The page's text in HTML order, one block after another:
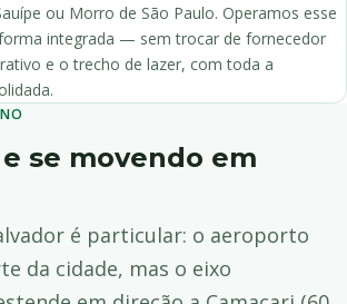
ou Morro de São Paulo. Operamos esse
integrada — sem trocar de fornecedor
e o trecho de lazer, com toda a
se movendo em
é particular: o aeroporto
da cidade, mas o eixo